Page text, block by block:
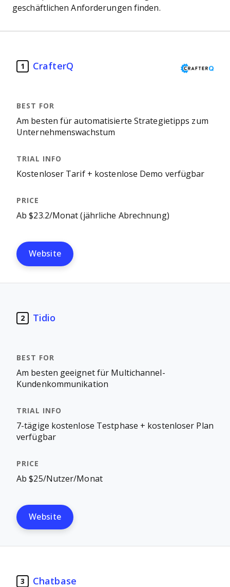
geschäftlichen Anforderungen finden.
1 CrafterQ
Am besten für automatisierte Strategietipps zum
Unternehmenswachstum
Kostenloser Tarif + kostenlose Demo verfügbar
Ab $23.2/Monat (jährliche Abrechnung)
Website
2 Tidio
Am besten geeignet für Multichannel-
Kundenkommunikation
7-tägige kostenlose Testphase + kostenloser Plan
verfügbar
Ab $25/Nutzer/Monat
Website
3 Chatbase